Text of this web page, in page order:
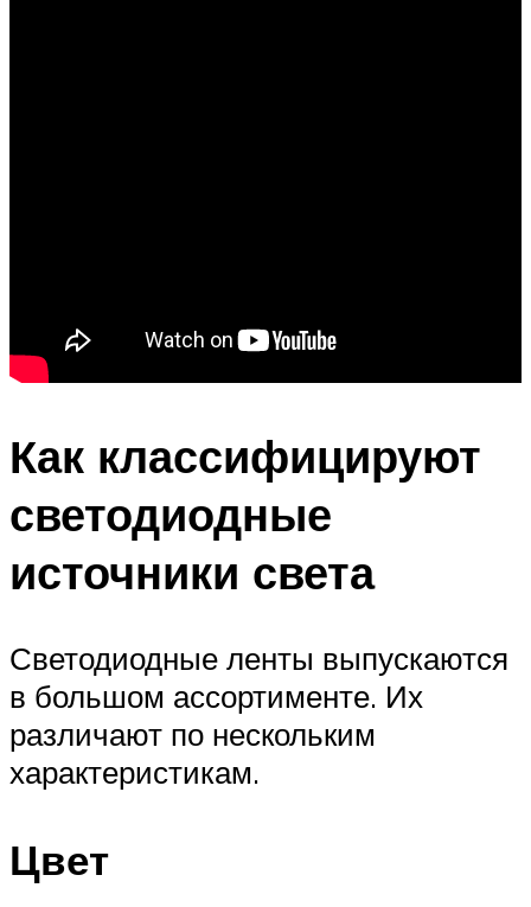
Как классифицируют
светодиодные
источники света
Светодиодные ленты выпускаются
в большом ассортименте. Их
различают по нескольким
характеристикам.
Цвет